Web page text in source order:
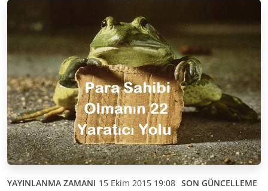
YAYINLANMA ZAMANI 15 Ekim 2015 19:08 SON GÜNCELLEME